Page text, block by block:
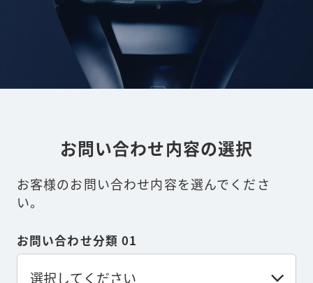
お問い合わせ内容の選択
お客様のお問い合わせ内容を選んでくださ
い。
お問い合わせ分類 01